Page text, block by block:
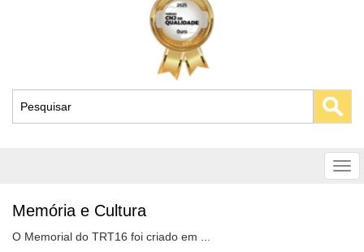
Memória e Cultura
O Memorial do TRT16 foi criado em ...